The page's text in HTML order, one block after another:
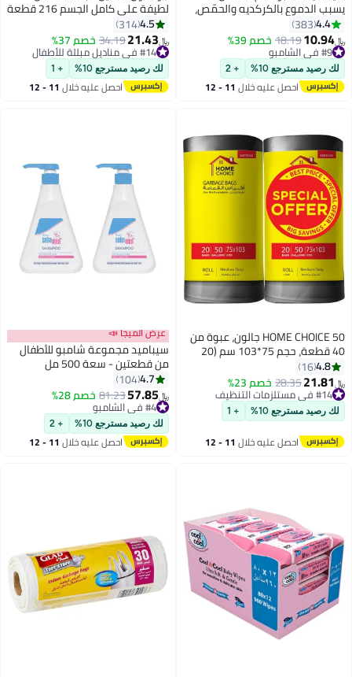
يسبب الدموع بالكركديه والحمّص،
سعة 200 مل
4.4
383
﷼‏10.94
18.19خصم 39% #9 في الشامبو
أقل سعر في 7 يوم
#9 في الشامبو
لك رصيد مسترجع 10% + 2
احصل عليه خلال 11 - 12
لطيفة على كامل الجسم 216 قطعة
4.5
314
﷼‏21.43
34.19خصم 37% #14 في مناديل مبللة للأطفال
أقل سعر في 7 يوم
#14 في مناديل مبللة للأطفال
لك رصيد مسترجع 10% + 1
احصل عليه خلال 11 - 12
HOME CHOICE 50 جالون، عبوة من
40 قطعة، حجم 75*103 سم (20
كيس قمامة × 2 لفات)، أكياس
قمامة قابلة للتحلل البيولوجي،
بطانات سلة المهملات
4.8
16
﷼‏ 21.81
28.35خصم 23% #14 في مستلزمات التنظيف
تم بيع +140 مؤخرًا
#14 في مستلزمات التنظيف
لك رصيد مسترجع 10% + 1
احصل عليه خلال 11 - 12
عرض الميجا 📣
سيباميد مجموعة شامبو للأطفال
من قطعتين - سعة 500 مل
4.7
104
﷼‏57.85
81.23خصم 28% #4 في الشامبو
أقل سعر في 30 يوم
#4 في الشامبو
لك رصيد مسترجع 10% + 2
احصل عليه خلال 11 - 12